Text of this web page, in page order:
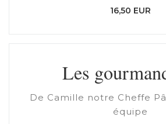
16,50 EUR
Les
De Camille notre Cheffe
équipe